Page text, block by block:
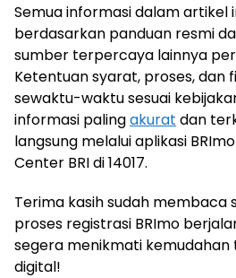
Semua informasi dalam artikel
berdasarkan panduan resmi
sumber terpercaya lainnya per
Ketentuan syarat, proses, dan
sewaktu-waktu sesuai
informasi palingakurat dan
langsung melalui aplikasi
Center BRI di 14017.
Terima kasih sudah membaca
proses registrasi BRImo
segera menikmati
digital!